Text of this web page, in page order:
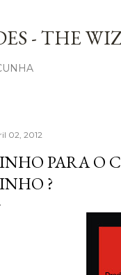
- THE
02, 2012
PARA O
?